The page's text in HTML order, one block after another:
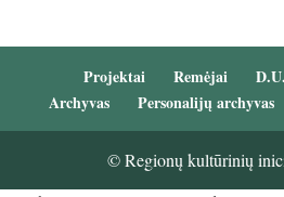
Projektai Remėjai
Archyvas
Personalijų archyvas
© Regionų kultūrinių